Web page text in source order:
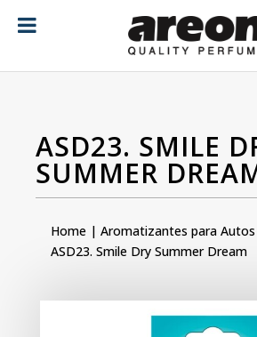
ASD23. SMILE
SUMMER
Home | Aromatizantes para Autos
ASD23. Smile Dry Summer Dream